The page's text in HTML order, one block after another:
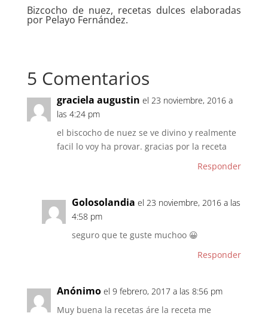
Bizcocho de nuez, recetas dulces elaboradas
por Pelayo Fernández.
5 Comentarios
graciela augustin el 23 noviembre, 2016 a
las 4:24 pm
el biscocho de nuez se ve divino y realmente
facil lo voy ha provar. gracias por la receta
Responder
Golosolandia el 23 noviembre, 2016 a las
4:58 pm
seguro que te guste muchoo 😀
Responder
Anónimo el 9 febrero, 2017 a las 8:56 pm
Muy buena la recetas áre la receta me